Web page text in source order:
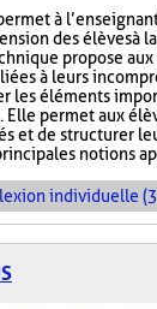
à
des élèves à
propose aux
à leurs
les éléments
Elle permet aux
et de structurer
notions
individuelle